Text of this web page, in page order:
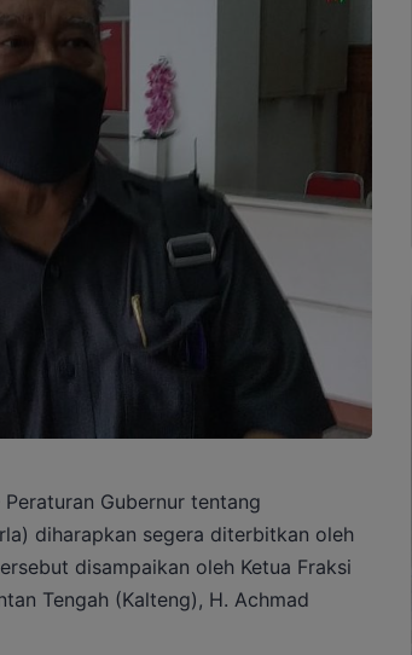
Peraturan Gubernur tentang
diharapkan segera diterbitkan oleh
disampaikan oleh Ketua Fraksi
Tengah (Kalteng), H. Achmad